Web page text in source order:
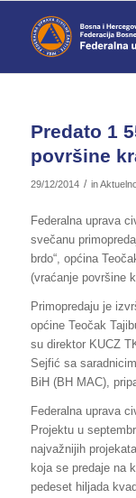
Predato 1
površine
29/12/2014 / in
Federalna uprava
svečanu
brdo“, općina
(vraćanje površine
Primopredaju je
općine Teočak
su direktor KUCZ
Sejfić sa
BiH (BH MAC),
Federalna uprava
Projektu u
najvažnijih
koja se predaje na
pedeset hiljada